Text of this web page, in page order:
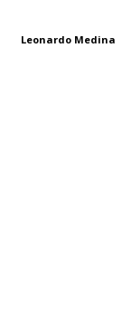
Leonardo Medina